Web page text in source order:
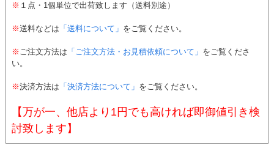
※ １点・1個単位で出荷致します（送料別途）
※送料などは 「送料について」 をご覧ください。
※ ご注文方法は 「ご注文方法・お見積依頼について」 をご覧くださ
い。
※決済方法は 「決済方法について」 をご覧ください。
【万が一、他店より1円でも高ければ即御値引き検
討致します】